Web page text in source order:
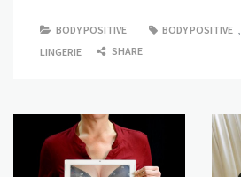
BODY POSITIVE BODY POSITIVE
LINGERIE
SHARE